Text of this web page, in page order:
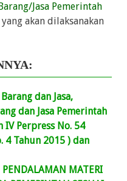
Jasa Pemerintah
akan dilaksanakan
dan Jasa,
dan Jasa Pemerintah
Perpress No. 54
4 Tahun 2015 ) dan
PENDALAMAN MATERI